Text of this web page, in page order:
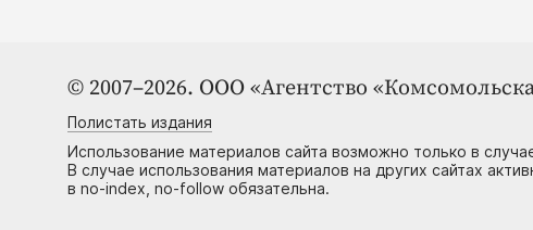
© 2007–2026. ООО «Агентство
Полистать издания
Использование материалов сайта возможно только в
В случае использования материалов на других сайтах
в no-index, no-follow обязательна.